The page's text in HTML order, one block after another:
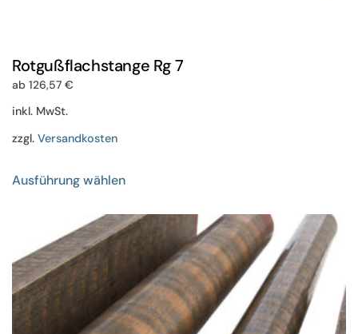
Rotgußflachstange Rg 7
ab 126,57 €
inkl. MwSt.
zzgl. Versandkosten
Ausführung wählenProdukt
mehrere
Varianten
auf.
Die
Optionen
können